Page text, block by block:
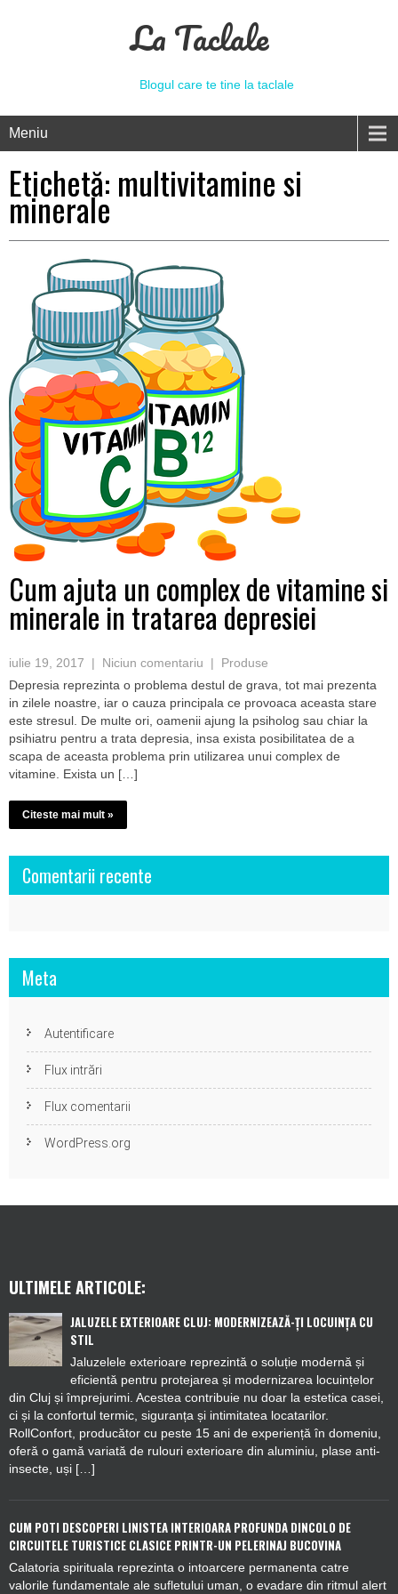
La Taclale
Blogul care te tine la taclale
Meniu
Etichetă: multivitamine si
minerale
Cum ajuta un complex de vitamine si
minerale in tratarea depresiei
iulie 19, 2017 | Niciun comentariu | Produse
Depresia reprezinta o problema destul de grava, tot mai prezenta
in zilele noastre, iar o cauza principala ce provoaca aceasta stare
este stresul. De multe ori, oamenii ajung la psiholog sau chiar la
psihiatru pentru a trata depresia, insa exista posibilitatea de a
scapa de aceasta problema prin utilizarea unui complex de
vitamine. Exista un […]
Citeste mai mult »
Comentarii recente
Meta
Autentificare
Flux intrări
Flux comentarii
WordPress.org
ULTIMELE ARTICOLE:
JALUZELE EXTERIOARE CLUJ: MODERNIZEAZĂ-ȚI LOCUINȚA CU
STIL
Jaluzelele exterioare reprezintă o soluție modernă și
eficientă pentru protejarea și modernizarea locuințelor
din Cluj și împrejurimi. Acestea contribuie nu doar la estetica casei,
ci și la confortul termic, siguranța și intimitatea locatarilor.
RollConfort, producător cu peste 15 ani de experiență în domeniu,
oferă o gamă variată de rulouri exterioare din aluminiu, plase anti-
insecte, uși […]
CUM POTI DESCOPERI LINISTEA INTERIOARA PROFUNDA DINCOLO DE
CIRCUITELE TURISTICE CLASICE PRINTR-UN PELERINAJ BUCOVINA
Calatoria spirituala reprezinta o intoarcere permanenta catre
valorile fundamentale ale sufletului uman, o evadare din ritmul alert